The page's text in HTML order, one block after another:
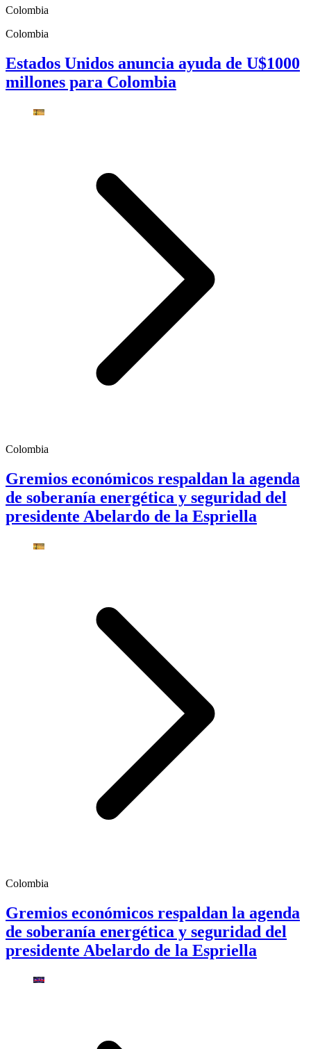
Colombia
Colombia
Estados Unidos anuncia ayuda de U$1000
millones para Colombia
Colombia
Gremios económicos respaldan la agenda
de soberanía energética y seguridad del
presidente Abelardo de la Espriella
Colombia
Gremios económicos respaldan la agenda
de soberanía energética y seguridad del
presidente Abelardo de la Espriella